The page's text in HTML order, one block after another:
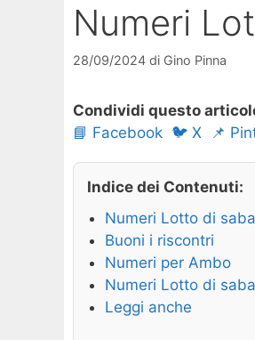
Numeri
28/09/2024 di Gino Pinna
Condividi questo
📘 Facebook 🐦 X 📌
Indice dei Contenuti:
Numeri Lotto di
Buoni i riscontri
Numeri per Ambo
Numeri Lotto di
Leggi anche